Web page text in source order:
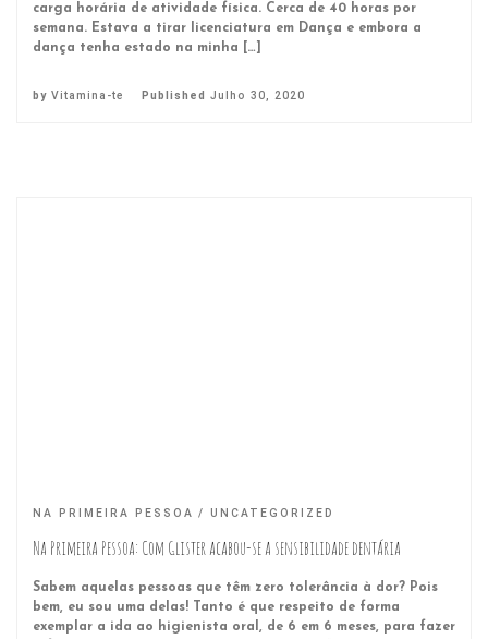
carga horária de atividade física. Cerca de 40 horas por
semana. Estava a tirar licenciatura em Dança e embora a
dança tenha estado na minha […]
by Vitamina-te Published Julho 30, 2020
NA PRIMEIRA PESSOA UNCATEGORIZED
Na Primeira Pessoa: Com Glister acabou-se a sensibilidade dentária
Sabem aquelas pessoas que têm zero tolerância à dor? Pois
bem, eu sou uma delas! Tanto é que respeito de forma
exemplar a ida ao higienista oral, de 6 em 6 meses, para fazer